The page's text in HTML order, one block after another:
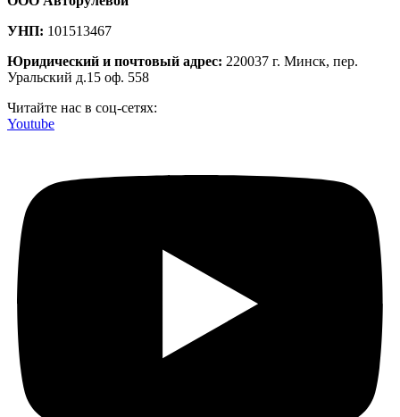
УНП: 101513467
Юридический и почтовый адрес: 220037 г. Минск, пер.
Уральский д.15 оф. 558
Читайте нас в соц-сетях:
Youtube